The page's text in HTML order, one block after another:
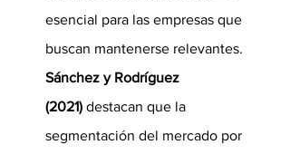
esencial para las empresas que
buscan mantenerse relevantes.
Sánchez y Rodríguez
(2021) destacan que la
segmentación del mercado por